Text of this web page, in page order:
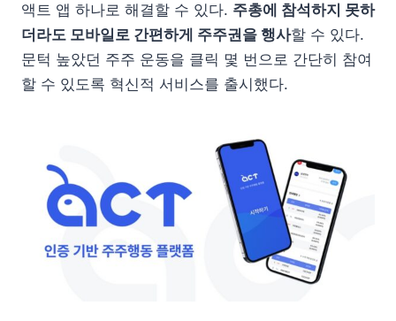
액트 앱 하나로 해결할 수 있다. 주총에 참석하지 못하
더라도 모바일로 간편하게 주주권을 행사할 수 있다.
문턱 높았던 주주 운동을 클릭 몇 번으로 간단히 참여
할 수 있도록 혁신적 서비스를 출시했다.